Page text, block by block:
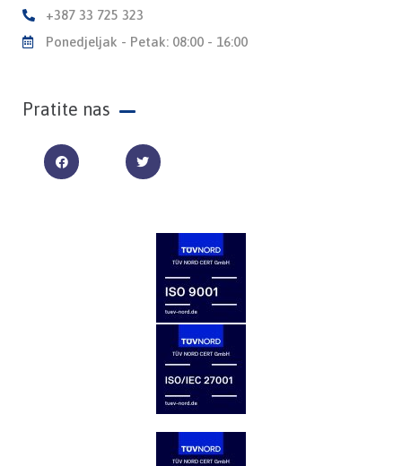
+387 33 725 323
Ponedjeljak - Petak: 08:00 - 16:00
Pratite nas